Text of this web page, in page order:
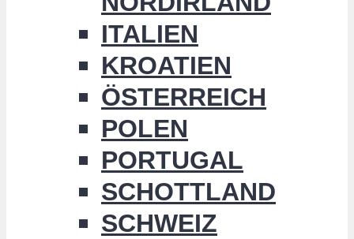
ITALIEN
KROATIEN
ÖSTERREICH
POLEN
PORTUGAL
SCHOTTLAND
SCHWEIZ